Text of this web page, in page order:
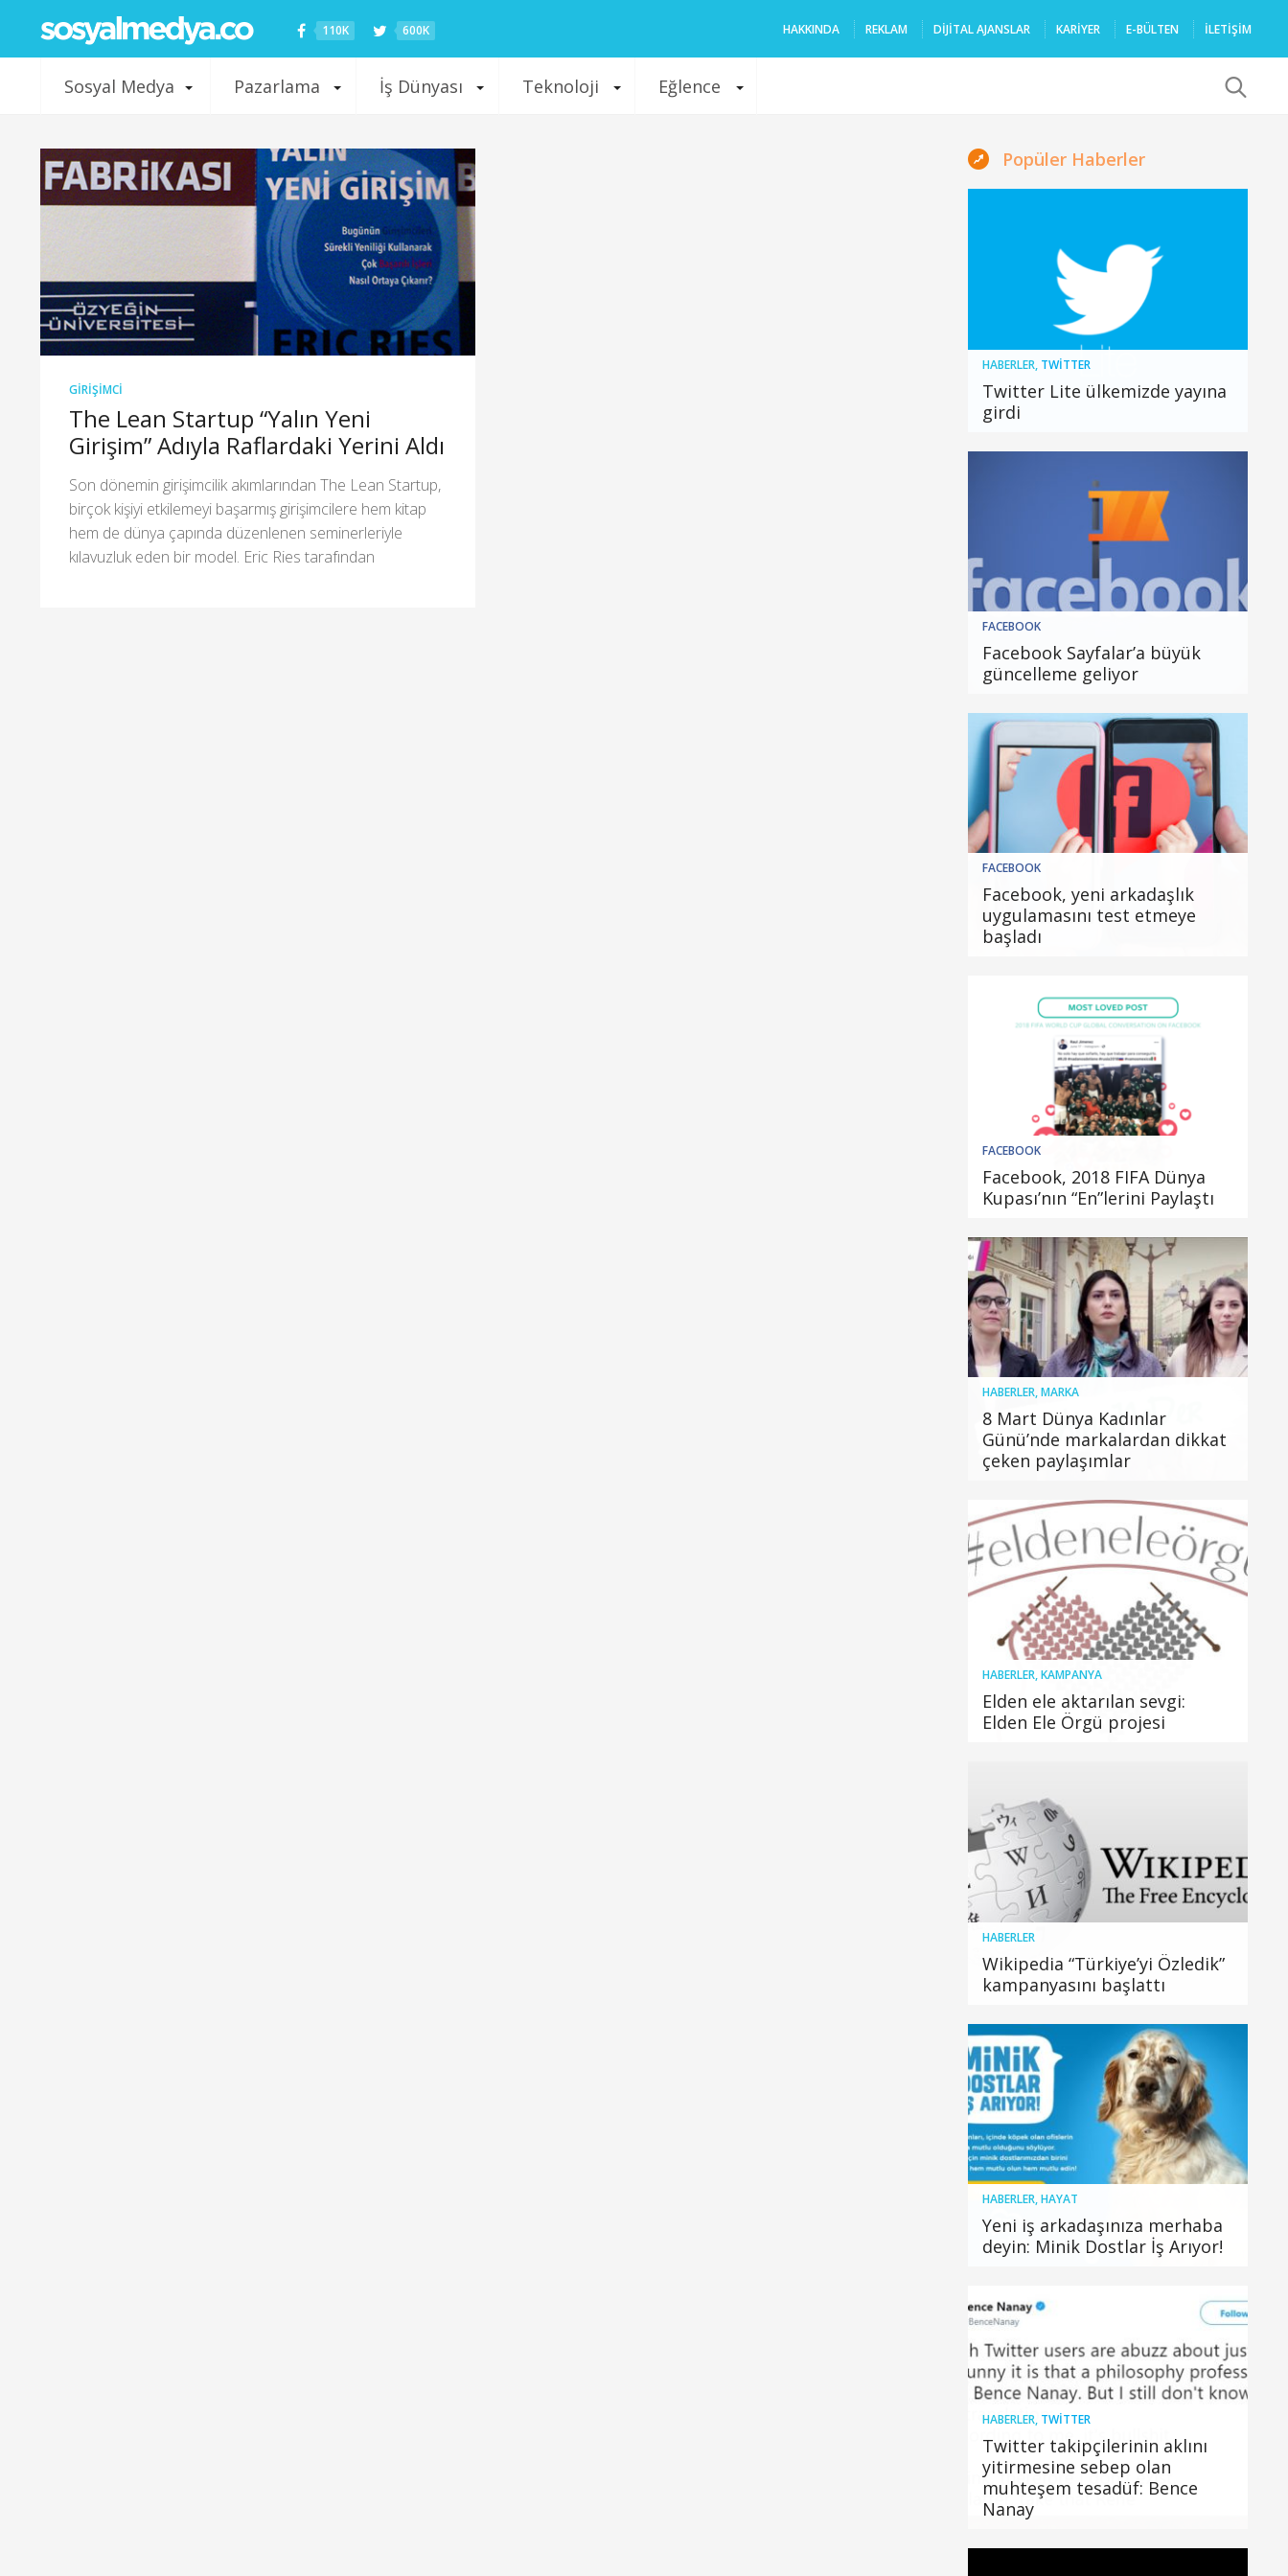
110K 600K HAKKINDA REKLAM DIJITAL AJANSLAR KARIYER E-BÜLTEN İLETİŞİM
Sosyal Medya Pazarlama İş Dünyası Teknoloji Eğlence
GIRIŞIMCI
The Lean Startup “Yalın Yeni
Girişim” Adıyla Raflardaki Yerini Aldı
Son dönemin girişimcilik akımlarından The Lean Startup,
birçok kişiyi etkilemeyi başarmış girişimcilere hem kitap
hem de dünya çapında düzenlenen seminerleriyle
kılavuzluk eden bir model. Eric Ries tarafından
Popüler Haberler
HABERLER, TWITTER
Twitter Lite ülkemizde yayına
girdi
FACEBOOK
Facebook Sayfalar’a büyük
güncelleme geliyor
FACEBOOK
Facebook, yeni arkadaşlık
uygulamasını test etmeye
başladı
FACEBOOK
Facebook, 2018 FIFA Dünya
Kupası’nın “En”lerini Paylaştı
HABERLER,MARKA
8 Mart Dünya Kadınlar
Günü’nde markalardan dikkat
çeken paylaşımlar
HABERLER,KAMPANYA
Elden ele aktarılan sevgi:
Elden Ele Örgü projesi
HABERLER
Wikipedia “Türkiye’yi Özledik”
kampanyasını başlattı
HABERLER,HAYAT
Yeni iş arkadaşınıza merhaba
deyin: Minik Dostlar İş Arıyor!
HABERLER, TWITTER
Twitter takipçilerinin aklını
yitirmesine sebep olan
muhteşem tesadüf: Bence
Nanay